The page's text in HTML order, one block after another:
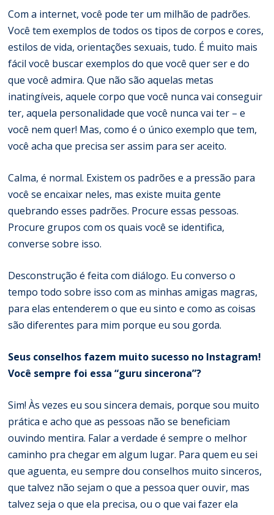
Com a internet, você pode ter um milhão de padrões.
Você tem exemplos de todos os tipos de corpos e cores,
estilos de vida, orientações sexuais, tudo. É muito mais
fácil você buscar exemplos do que você quer ser e do
que você admira. Que não são aquelas metas
inatingíveis, aquele corpo que você nunca vai conseguir
ter, aquela personalidade que você nunca vai ter – e
você nem quer! Mas, como é o único exemplo que tem,
você acha que precisa ser assim para ser aceito.
Calma, é normal. Existem os padrões e a pressão para
você se encaixar neles, mas existe muita gente
quebrando esses padrões. Procure essas pessoas.
Procure grupos com os quais você se identifica,
converse sobre isso.
Desconstrução é feita com diálogo. Eu converso o
tempo todo sobre isso com as minhas amigas magras,
para elas entenderem o que eu sinto e como as coisas
são diferentes para mim porque eu sou gorda.
Seus conselhos fazem muito sucesso no Instagram!
Você sempre foi essa “guru sincerona”?
Sim! Às vezes eu sou sincera demais, porque sou muito
prática e acho que as pessoas não se beneficiam
ouvindo mentira. Falar a verdade é sempre o melhor
caminho pra chegar em algum lugar. Para quem eu sei
que aguenta, eu sempre dou conselhos muito sinceros,
que talvez não sejam o que a pessoa quer ouvir, mas
talvez seja o que ela precisa, ou o que vai fazer ela